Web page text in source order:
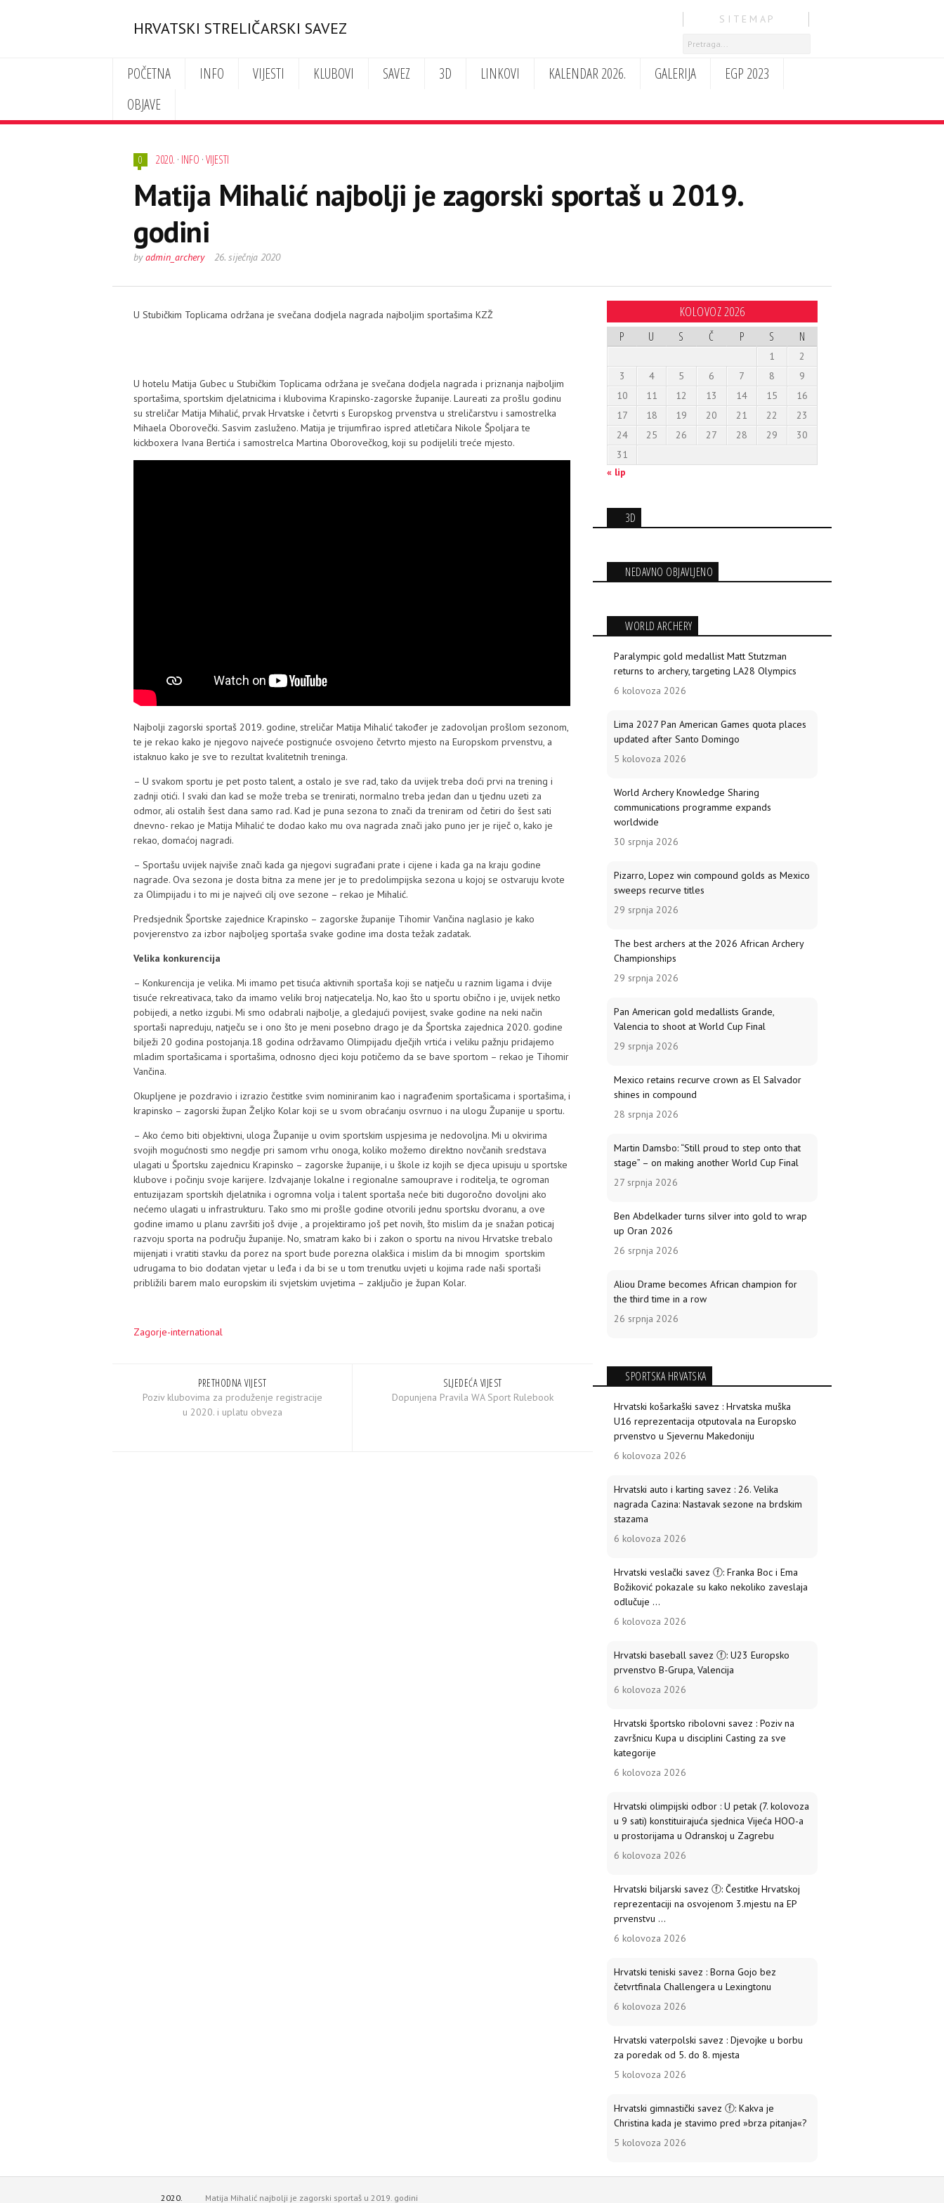
HRVATSKI STRELIČARSKI SAVEZ S I T E M A P
POČETNA INFO VIJESTI KLUBOVI SAVEZ 3D LINKOVI KALENDAR 2026. GALERIJA
EGP 2023
OBJAVE
0 2020. · INFO ·VIJESTI
Matija Mihalić najbolji je zagorski sportaš u 2019.
godini
byadmin_archery 26. siječnja 2020
U Stubičkim Toplicama održana je svečana dodjela nagrada najboljim sportašima KZŽ
U hotelu Matija Gubec u Stubičkim Toplicama održana je svečana dodjela nagrada i priznanja najboljim
sportašima, sportskim djelatnicima i klubovima Krapinsko-zagorske županije. Laureati za prošlu godinu
su streličar Matija Mihalić, prvak Hrvatske i četvrti s Europskog prvenstva u streličarstvu i samostrelka
Mihaela Oborovečki. Sasvim zasluženo. Matija je trijumfirao ispred atletičara Nikole Špoljara te
kickboxera Ivana Bertića i samostrelca Martina Oborovečkog, koji su podijelili treće mjesto.
Najbolji zagorski sportaš 2019. godine, streličar Matija Mihalić također je zadovoljan prošlom sezonom,
te je rekao kako je njegovo najveće postignuće osvojeno četvrto mjesto na Europskom prvenstvu, a
istaknuo kako je sve to rezultat kvalitetnih treninga.
– U svakom sportu je pet posto talent, a ostalo je sve rad, tako da uvijek treba doći prvi na trening i
zadnji otići. I svaki dan kad se može treba se trenirati, normalno treba jedan dan u tjednu uzeti za
odmor, ali ostalih šest dana samo rad. Kad je puna sezona to znači da treniram od četiri do šest sati
dnevno- rekao je Matija Mihalić te dodao kako mu ova nagrada znači jako puno jer je riječ o, kako je
rekao, domaćoj nagradi.
– Sportašu uvijek najviše znači kada ga njegovi sugrađani prate i cijene i kada ga na kraju godine
nagrade. Ova sezona je dosta bitna za mene jer je to predolimpijska sezona u kojoj se ostvaruju kvote
za Olimpijadu i to mi je najveći cilj ove sezone – rekao je Mihalić.
Predsjednik Športske zajednice Krapinsko – zagorske županije Tihomir Vančina naglasio je kako
povjerenstvo za izbor najboljeg sportaša svake godine ima dosta težak zadatak.
Velika konkurencija
– Konkurencija je velika. Mi imamo pet tisuća aktivnih sportaša koji se natječu u raznim ligama i dvije
tisuće rekreativaca, tako da imamo veliki broj natjecatelja. No, kao što u sportu obično i je, uvijek netko
pobijedi, a netko izgubi. Mi smo odabrali najbolje, a gledajući povijest, svake godine na neki način
sportaši napreduju, natječu se i ono što je meni posebno drago je da Športska zajednica 2020. godine
bilježi 20 godina postojanja.18 godina održavamo Olimpijadu dječjih vrtića i veliku pažnju pridajemo
mladim sportašicama i sportašima, odnosno djeci koju potičemo da se bave sportom – rekao je Tihomir
Vančina.
Okupljene je pozdravio i izrazio čestitke svim nominiranim kao i nagrađenim sportašicama i sportašima, i
krapinsko – zagorski župan Željko Kolar koji se u svom obraćanju osvrnuo i na ulogu Županije u sportu.
– Ako ćemo biti objektivni, uloga Županije u ovim sportskim uspjesima je nedovoljna. Mi u okvirima
svojih mogućnosti smo negdje pri samom vrhu onoga, koliko možemo direktno novčanih sredstava
ulagati u Športsku zajednicu Krapinsko – zagorske županije, i u škole iz kojih se djeca upisuju u sportske
klubove i počinju svoje karijere. Izdvajanje lokalne i regionalne samouprave i roditelja, te ogroman
entuzijazam sportskih djelatnika i ogromna volja i talent sportaša neće biti dugoročno dovoljni ako
nećemo ulagati u infrastrukturu. Tako smo mi prošle godine otvorili jednu sportsku dvoranu, a ove
godine imamo u planu završiti još dvije , a projektiramo još pet novih, što mislim da je snažan poticaj
razvoju sporta na području županije. No, smatram kako bi i zakon o sportu na nivou Hrvatske trebalo
mijenjati i vratiti stavku da porez na sport bude porezna olakšica i mislim da bi mnogim sportskim
udrugama to bio dodatan vjetar u leđa i da bi se u tom trenutku uvjeti u kojima rade naši sportaši
približili barem malo europskim ili svjetskim uvjetima – zaključio je župan Kolar.
Zagorje-international
PRETHODNA VIJEST
Poziv klubovima za produženje registracije
u 2020. i uplatu obveza
SLJEDEĆA VIJEST
Dopunjena Pravila WA Sport Rulebook
KOLOVOZ 2026
P U S Č P S N
1
2
3
4 5 6 7 8
9
10
11 12 13 14 15
16
17
18 19 20 21 22
23
24
25 26 27 28 29
30
31
« lip
3D
NEDAVNO OBJAVLJENO
WORLD ARCHERY
Paralympic gold medallist Matt Stutzman
returns to archery, targeting LA28 Olympics
6 kolovoza 2026
Lima 2027 Pan American Games quota places
updated after Santo Domingo
5 kolovoza 2026
World Archery Knowledge Sharing
communications programme expands
worldwide
30 srpnja 2026
Pizarro, Lopez win compound golds as Mexico
sweeps recurve titles
29 srpnja 2026
The best archers at the 2026 African Archery
Championships
29 srpnja 2026
Pan American gold medallists Grande,
Valencia to shoot at World Cup Final
29 srpnja 2026
Mexico retains recurve crown as El Salvador
shines in compound
28 srpnja 2026
Martin Damsbo: “Still proud to step onto that
stage” – on making another World Cup Final
27 srpnja 2026
Ben Abdelkader turns silver into gold to wrap
up Oran 2026
26 srpnja 2026
Aliou Drame becomes African champion for
the third time in a row
26 srpnja 2026
SPORTSKA HRVATSKA
Hrvatski košarkaški savez : Hrvatska muška
U16 reprezentacija otputovala na Europsko
prvenstvo u Sjevernu Makedoniju
6 kolovoza 2026
Hrvatski auto i karting savez : 26. Velika
nagrada Cazina: Nastavak sezone na brdskim
stazama
6 kolovoza 2026
Hrvatski veslački savez ⓕ: Franka Boc i Ema
Božiković pokazale su kako nekoliko zaveslaja
odlučuje ...
6 kolovoza 2026
Hrvatski baseball savez ⓕ: U23 Europsko
prvenstvo B-Grupa, Valencija
6 kolovoza 2026
Hrvatski športsko ribolovni savez : Poziv na
završnicu Kupa u disciplini Casting za sve
kategorije
6 kolovoza 2026
Hrvatski olimpijski odbor : U petak (7. kolovoza
u 9 sati) konstituirajuća sjednica Vijeća HOO-a
u prostorijama u Odranskoj u Zagrebu
6 kolovoza 2026
Hrvatski biljarski savez ⓕ: Čestitke Hrvatskoj
reprezentaciji na osvojenom 3.mjestu na EP
prvenstvu ...
6 kolovoza 2026
Hrvatski teniski savez : Borna Gojo bez
četvrtfinala Challengera u Lexingtonu
6 kolovoza 2026
Hrvatski vaterpolski savez : Djevojke u borbu
za poredak od 5. do 8. mjesta
5 kolovoza 2026
Hrvatski gimnastički savez ⓕ: Kakva je
Christina kada je stavimo pred »brza pitanja«?
5 kolovoza 2026
2020. Matija Mihalić najbolji je zagorski sportaš u 2019. godini